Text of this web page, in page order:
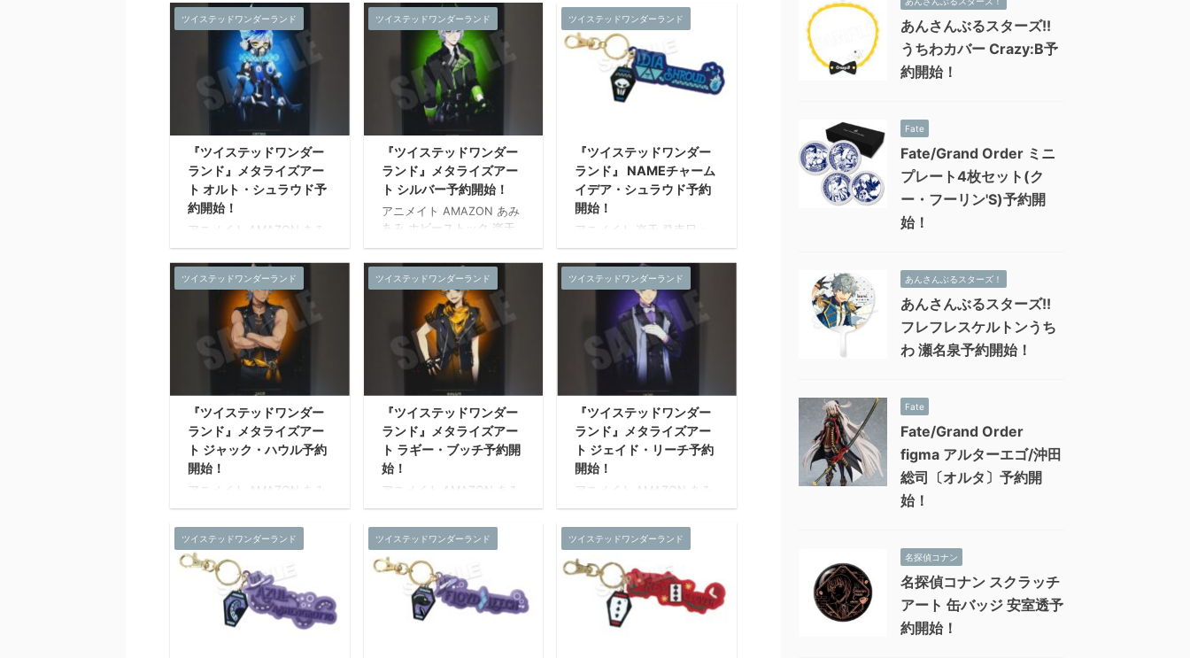
仕事で仕上げを施したメタ
リック調のプレミアムアー
仕事で仕上げを施したメタ
リック調のプレミアムアー
発売日：2021年04月 上旬
発売予定 『ツイステッドワ
ンダーランド』のメタライ
ズアートが新登場。 各寮の
生徒の寮服姿をデザイン。
美術作品で仕様される表現
技術を採用し、色鮮やか色
彩表現が可能なアート作品
です。 【メタライズアート
とは?】 通常印刷やインク
ジェットプリントでは表現
が難しいRGB色域を再現で
きる特殊な印刷技術を用
い、モニタ等のデジタル表
仕事で仕上げを施したメタ
リック調のプレミアムアー
サイズ：約W100mm～
150mm 素材：ラバー樹
脂・アクリル 発売元：株式
会社マズル
150mm 素材：ラバー樹
脂・アクリル 発売元：株式
会社マズル
ツイステッドワンダーランド
『ツイステッドワンダー
ランド』メタライズアー
ト オルト・シュラウド予
約開始！
アニメイト AMAZON あみ
あみ ホビーストック 楽天
発売日：2021年04月 上旬
発売予定 『ツイステッドワ
ンダーランド』のメタライ
ズアートが新登場。 各寮の
生徒の寮服姿をデザイン。
美術作品で仕様される表現
技術を採用し、色鮮やか色
彩表現が可能なアート作品
です。 【メタライズアート
とは?】 通常印刷やインク
ジェットプリントでは表現
が難しいRGB色域を再現で
きる特殊な印刷技術を用
い、モニタ等のデジタル表
仕事で仕上げを施したメタ
リック調のプレミアムアー
ト ...
ツイステッドワンダーランド
『ツイステッドワンダー
ランド』メタライズアー
ト シルバー予約開始！
アニメイト AMAZON あみ
あみ ホビーストック 楽天
発売日：2021年04月 上旬
発売予定 『ツイステッドワ
ンダーランド』のメタライ
ズアートが新登場。 各寮の
生徒の寮服姿をデザイン。
美術作品で仕様される表現
技術を採用し、色鮮やか色
彩表現が可能なアート作品
です。 【メタライズアート
とは?】 通常印刷やインク
ジェットプリントでは表現
が難しいRGB色域を再現で
きる特殊な印刷技術を用
い、モニタ等のデジタル表
リック調のプレミアムアー
ト ...
ツイステッドワンダーランド
『ツイステッドワンダー
ランド』 NAMEチャーム
イデア・シュラウド予約
開始！
アニメイト 楽天 発売日：
2021年05月 下旬 発売予定
サイズ：約W100mm～
150mm 素材：ラバー樹
脂・アクリル 発売元：株式
会社マズル
ツイステッドワンダーランド
『ツイステッドワンダー
ランド』メタライズアー
ト ジャック・ハウル予約
開始！
アニメイト AMAZON あみ
あみ ホビーストック 楽天
発売予定 『ツイステッドワ
ンダーランド』のメタライ
ズアートが新登場。 各寮の
生徒の寮服姿をデザイン。
美術作品で仕様される表現
技術を採用し、色鮮やか色
ツイステッドワンダーランド
『ツイステッドワンダー
ランド』メタライズアー
ト ラギー・ブッチ予約開
始！
アニメイト AMAZON あみ
あみ ホビーストック 楽天
発売予定 『ツイステッドワ
ンダーランド』のメタライ
ズアートが新登場。 各寮の
生徒の寮服姿をデザイン。
美術作品で仕様される表現
技術を採用し、色鮮やか色
ツイステッドワンダーランド
『ツイステッドワンダー
ランド』メタライズアー
ト ジェイド・リーチ予約
開始！
アニメイト AMAZON あみ
あみ ホビーストック 楽天
発売予定 『ツイステッドワ
ンダーランド』のメタライ
ズアートが新登場。 各寮の
生徒の寮服姿をデザイン。
美術作品で仕様される表現
技術を採用し、色鮮やか色
ツイステッドワンダーランド ツイステッドワンダーランド ツイステッドワンダーランド
あんさんぶるスターズ!!
うちわカバー Crazy:B予
約開始！
Fate
Fate/Grand Order ミニ
プレート4枚セット(ク
ー・フーリン'S)予約開
始！
あんさんぶるスターズ！
あんさんぶるスターズ!!
フレフレスケルトンうち
わ 瀬名泉予約開始！
Fate
Fate/Grand Order
figma アルターエゴ/沖田
総司〔オルタ〕予約開
始！
名探偵コナン
名探偵コナン スクラッチ
アート 缶バッジ 安室透予
約開始！